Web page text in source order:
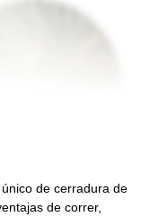
de cerradura de
de correr,